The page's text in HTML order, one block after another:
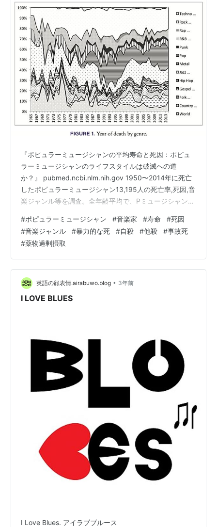
『ポピュラーミュージシャンの平均寿命と死因：ポピュ
ラーミュージシャンのライフスタイルは破滅への道
か？』 pubmed.ncbi.nlm.nih.gov 1950〜2014年に死亡
したポピュラーミュージシャン13,195人の死亡率,死因,音
楽ジャンル等を調査。全年齢平均で、Pミュージシャンの
る非ミュージシャンとの比較によると、Pミュージシャン
は暴力的な死(自殺,殺人,車両事故と薬物過剰摂取を含む
事故死)と肝疾患による超過死亡が示された。超過死亡は
25歳未満の年齢で最も多く、その後は年代順に減少し
た。 死亡率への影響は音楽ジャンルにより異なった。…
#ポピュラーミュージシャン #音楽家 #寿命 #死因
#音楽ジャンル #暴力的な死 #自殺 #他殺 #事故死
#薬物過剰摂取
英語の顔表情.airabuwo.blog • 3年前
I LOVE BLUES
I Love Blues. アイラブブルース